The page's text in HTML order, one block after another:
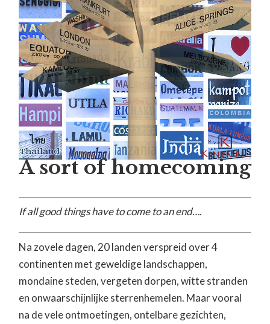
A sort of homecoming
If all good things have to come to an end….
Na zovele dagen, 20 landen verspreid over 4
continenten met geweldige landschappen,
mondaine steden, vergeten dorpen, witte stranden
en onwaarschijnlijke sterrenhemelen. Maar vooral
na de vele ontmoetingen, ontelbare gezichten,